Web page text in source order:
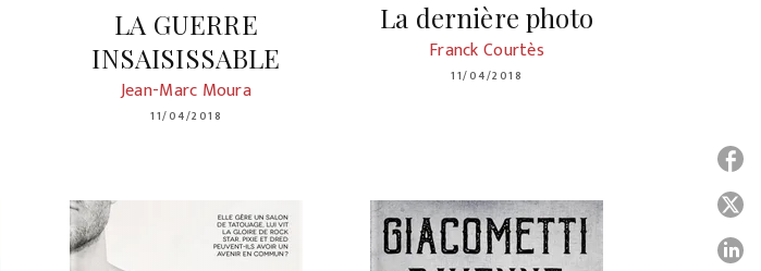
LA GUERRE
INSAISISSABLE
Jean-Marc Moura
11/04/2018
La dernière photo
Franck Courtès
11/04/2018